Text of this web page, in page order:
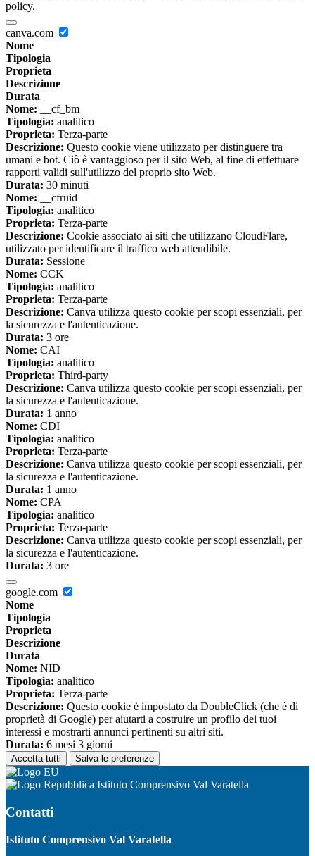
policy.
canva.com
Nome
Tipologia
Proprieta
Descrizione
Durata
Nome: __cf_bm
Tipologia: analitico
Proprieta: Terza-parte
Descrizione: Questo cookie viene utilizzato per distinguere tra
umani e bot. Ciò è vantaggioso per il sito Web, al fine di effettuare
rapporti validi sull'utilizzo del proprio sito Web.
Durata: 30 minuti
Nome: __cfruid
Tipologia: analitico
Proprieta: Terza-parte
Descrizione: Cookie associato ai siti che utilizzano CloudFlare,
utilizzato per identificare il traffico web attendibile.
Durata: Sessione
Nome: CCK
Tipologia: analitico
Proprieta: Terza-parte
Descrizione: Canva utilizza questo cookie per scopi essenziali, per
la sicurezza e l'autenticazione.
Durata: 3 ore
Nome: CAI
Tipologia: analitico
Proprieta: Third-party
Descrizione: Canva utilizza questo cookie per scopi essenziali, per
la sicurezza e l'autenticazione.
Durata: 1 anno
Nome: CDI
Tipologia: analitico
Proprieta: Terza-parte
Descrizione: Canva utilizza questo cookie per scopi essenziali, per
la sicurezza e l'autenticazione.
Durata: 1 anno
Nome: CPA
Tipologia: analitico
Proprieta: Terza-parte
Descrizione: Canva utilizza questo cookie per scopi essenziali, per
la sicurezza e l'autenticazione.
Durata: 3 ore
google.com
Nome
Tipologia
Proprieta
Descrizione
Durata
Nome: NID
Tipologia: analitico
Proprieta: Terza-parte
Descrizione: Questo cookie è impostato da DoubleClick (che è di
proprietà di Google) per aiutarti a costruire un profilo dei tuoi
interessi e mostrarti annunci pertinenti su altri siti.
Durata: 6 mesi 3 giorni
Accetta tutti Salva le preferenze
Istituto Comprensivo Val Varatella
Contatti
Istituto Comprensivo Val Varatella